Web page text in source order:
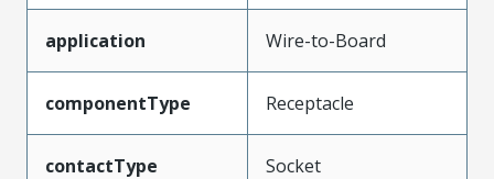
application Wire-to-Board
componentType Receptacle
contactType Socket